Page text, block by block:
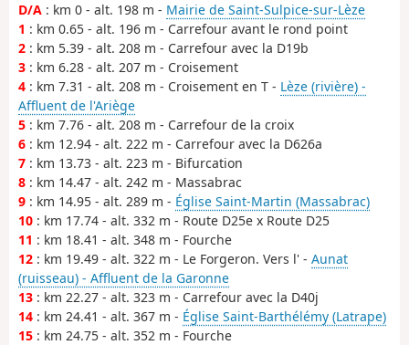
D/A : km 0 - alt. 198 m - Mairie de Saint-Sulpice-sur-Lèze
1 : km 0.65 - alt. 196 m - Carrefour avant le rond point
2 : km 5.39 - alt. 208 m - Carrefour avec la D19b
3 : km 6.28 - alt. 207 m - Croisement
4 : km 7.31 - alt. 208 m - Croisement en T - Lèze (rivière) -
Affluent de l'Ariège
5 : km 7.76 - alt. 208 m - Carrefour de la croix
6 : km 12.94 - alt. 222 m - Carrefour avec la D626a
7 : km 13.73 - alt. 223 m - Bifurcation
8 : km 14.47 - alt. 242 m - Massabrac
9 : km 14.95 - alt. 289 m - Église Saint-Martin (Massabrac)
10 : km 17.74 - alt. 332 m - Route D25e x Route D25
11 : km 18.41 - alt. 348 m - Fourche
12 : km 19.49 - alt. 322 m - Le Forgeron. Vers l' - Aunat
(ruisseau) - Affluent de la Garonne
13 : km 22.27 - alt. 323 m - Carrefour avec la D40j
14 : km 24.41 - alt. 367 m - Église Saint-Barthélémy (Latrape)
15 : km 24.75 - alt. 352 m - Fourche